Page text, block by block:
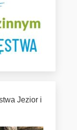
Jezior i